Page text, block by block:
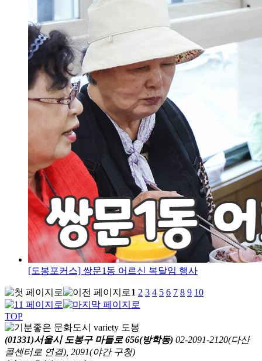
[도봉포커스] 쌍문1동 어르신 복달임 행사
1 2 3 4 5 6 7 8 9 10
TOP
(01331)서울시 도봉구 마들로 656(방학동) 02-2091-2120(다산
콜센터로 연결), 2091(야간 구청)